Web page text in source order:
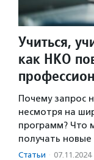
Учиться,
как НКО
Почему запрос
несмотря на
программ? Что
получать
Статьи · 07.11.2024